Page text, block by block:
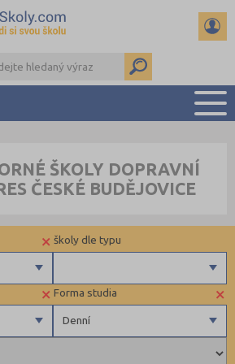
PŘÍPRAVA NA PŘIJÍMAČKY
KALENDÁŘ AKCÍ
DALŠÍ DRUHY ŠKOL
ŠKOLY DOPRAVNÍ
ČESKÉ BUDĚJOVICE
×
Denní
Forma studia
×
školy dle typu
Veřejné
×